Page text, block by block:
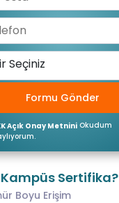
Seçiniz
Formu Gönder
Açık Onay Metnini Okudum
Sertifika?
Boyu Erişim